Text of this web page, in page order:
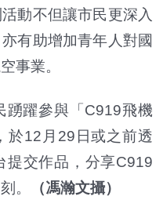
動不但讓市民更深入
有助增加青年人對國
事業。
踴躍參與「C919飛機
於12月29日或之前透
提交作品，分享C919
。
（馮瀚文攝）